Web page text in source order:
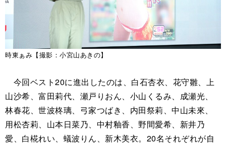
時東ぁみ【撮影：小宮山あきの】
今回ベスト20に進出したのは、白石杏衣、花守雛、上
山沙希、富田莉代、瀬戸りおん、小山くるみ、成瀬光、
林春花、世波柊璃、弓家つばき、内田祭莉、中山未來、
用松杏莉、山本日菜乃、中村釉香、野間愛希、新井乃
愛、白椛れい、蟻波りん、新木美衣。20名それぞれが自